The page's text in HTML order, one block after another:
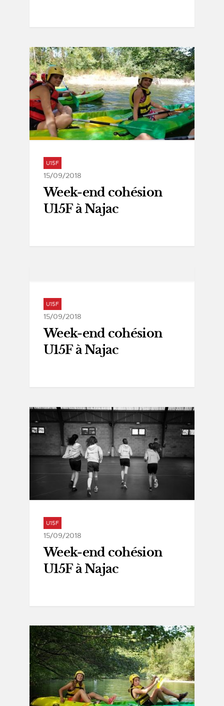
U15F
15/09/2018
Week-end cohésion
U15F à Najac
U15F
15/09/2018
Week-end cohésion
U15F à Najac
U15F
15/09/2018
Week-end cohésion
U15F à Najac